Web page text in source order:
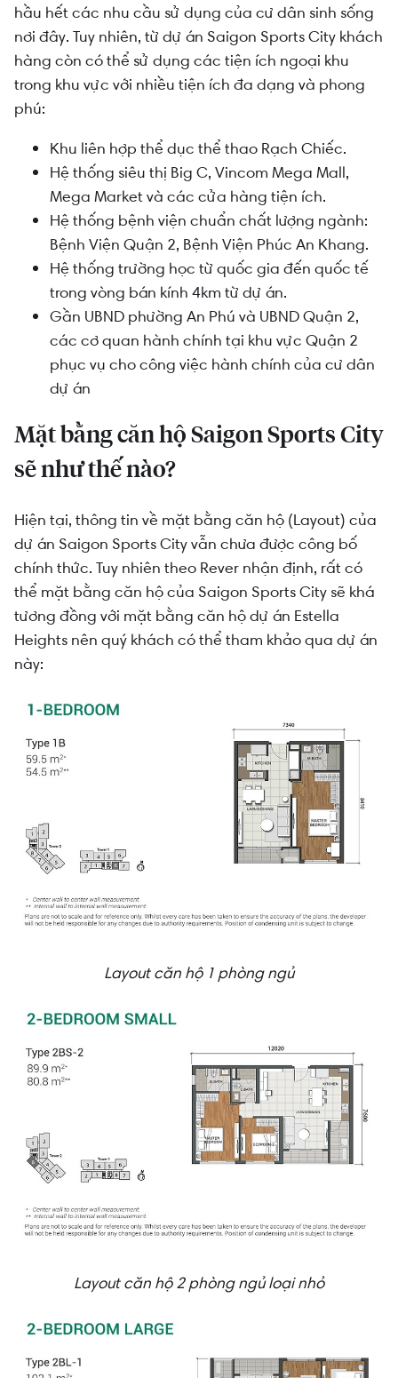
hầu hết các nhu cầu sử dụng của cư dân sinh sống
nơi đây. Tuy nhiên, từ dự án Saigon Sports City khách
hàng còn có thể sử dụng các tiện ích ngoại khu
trong khu vực với nhiều tiện ích đa dạng và phong
phú:
Khu liên hợp thể dục thể thao Rạch Chiếc.
Hệ thống siêu thị Big C, Vincom Mega Mall,
Mega Market và các cửa hàng tiện ích.
Hệ thống bệnh viện chuẩn chất lượng ngành:
Bệnh Viện Quận 2, Bệnh Viện Phúc An Khang.
Hệ thống trường học từ quốc gia đến quốc tế
trong vòng bán kính 4km từ dự án.
Gần UBND phường An Phú và UBND Quận 2,
các cơ quan hành chính tại khu vực Quận 2
phục vụ cho công việc hành chính của cư dân
dự án
Mặt bằng căn hộ Saigon Sports City
sẽ như thế nào?
Hiện tại, thông tin về mặt bằng căn hộ (Layout) của
dự án Saigon Sports City vẫn chưa được công bố
chính thức. Tuy nhiên theo Rever nhận định, rất có
thể mặt bằng căn hộ của Saigon Sports City sẽ khá
tương đồng với mặt bằng căn hộ dự án Estella
Heights nên quý khách có thể tham khảo qua dự án
này:
Layout căn hộ 1 phòng ngủ
Layout căn hộ 2 phòng ngủ loại nhỏ